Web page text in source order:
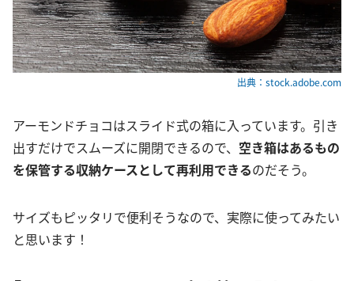
出典：stock.adobe.com
アーモンドチョコはスライド式の箱に入っています。引き
出すだけでスムーズに開閉できるので、 空き箱はあるもの
を保管する収納ケースとして再利用できるのだそう。
サイズもピッタリで便利そうなので、実際に使ってみたい
と思います！